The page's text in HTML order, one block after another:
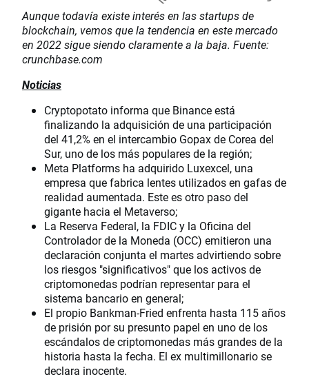
Aunque todavía existe interés en las startups de
blockchain, vemos que la tendencia en este mercado
en 2022 sigue siendo claramente a la baja. Fuente:
crunchbase.com
Noticias
Cryptopotato informa que Binance está
finalizando la adquisición de una participación
del 41,2% en el intercambio Gopax de Corea del
Sur, uno de los más populares de la región;
Meta Platforms ha adquirido Luxexcel, una
empresa que fabrica lentes utilizados en gafas de
realidad aumentada. Este es otro paso del
gigante hacia el Metaverso;
La Reserva Federal, la FDIC y la Oficina del
Controlador de la Moneda (OCC) emitieron una
declaración conjunta el martes advirtiendo sobre
los riesgos "significativos" que los activos de
criptomonedas podrían representar para el
sistema bancario en general;
El propio Bankman-Fried enfrenta hasta 115 años
de prisión por su presunto papel en uno de los
escándalos de criptomonedas más grandes de la
historia hasta la fecha. El ex multimillonario se
declara inocente.